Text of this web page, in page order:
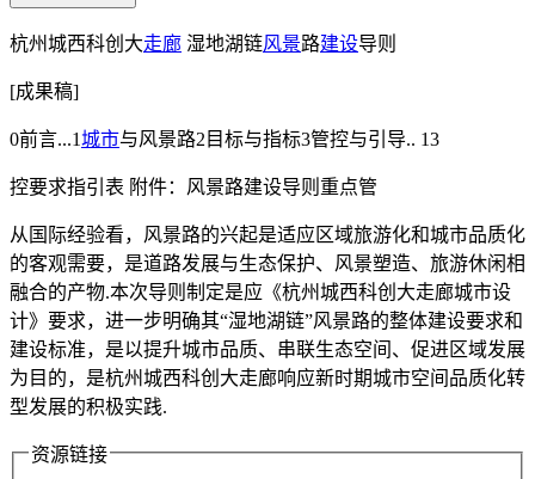
杭州城西科创大走廊 湿地湖链风景路建设导则
[成果稿]
0前言...1城市与风景路2目标与指标3管控与引导.. 13
控要求指引表 附件：风景路建设导则重点管
从国际经验看，风景路的兴起是适应区域旅游化和城市品质化
的客观需要，是道路发展与生态保护、风景塑造、旅游休闲相
融合的产物.本次导则制定是应《杭州城西科创大走廊城市设
计》要求，进一步明确其“湿地湖链”风景路的整体建设要求和
建设标准，是以提升城市品质、串联生态空间、促进区域发展
为目的，是杭州城西科创大走廊响应新时期城市空间品质化转
型发展的积极实践.
资源链接